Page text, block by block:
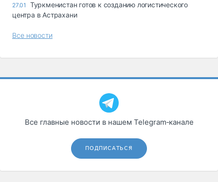
27.01
Туркменистан готов к созданию логистического
центра в Астрахани
Все новости
Все главные новости в нашем Telegram‑канале
ПОДПИСАТЬСЯ